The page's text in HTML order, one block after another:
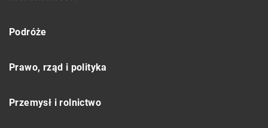
Podróże
Prawo, rząd i polityka
Przemysł i rolnictwo